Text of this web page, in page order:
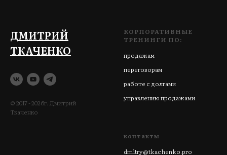
ДМИТРИЙ
ТКАЧЕНКО
© 2017 - 2026г. Дмитрий
Ткаченко
КОРПОРАТИВНЫЕ
ТРЕНИНГИ ПО:
продажам
переговорам
работе с долгами
управлению продажами
контакты
dmitry@tkachenko.pro